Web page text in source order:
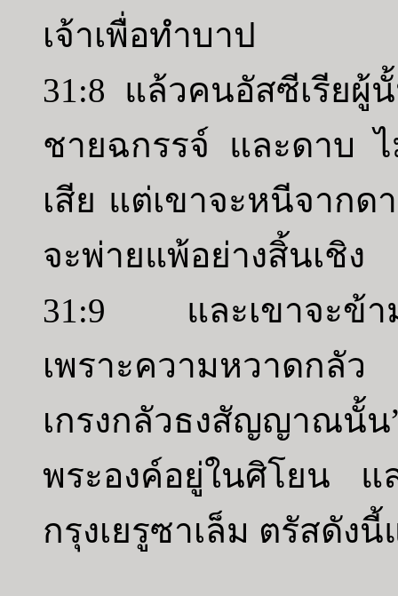
เจ้าเพื่อทำบาป
31:8 แล้วคนอัสซีเรียผู้
ชายฉกรรจ์ และดาบ
เสีย แต่เขาจะหนีจาก
จะพ่ายแพ้อย่างสิ้นเชิง
31:9 และเขาจะข้าม
เพราะความหวาดกลั
เกรงกลัวธงสัญญาณนั้
พระองค์อยู่ในศิโยน แ
กรุงเยรูซาเล็ม ตรัสดัง